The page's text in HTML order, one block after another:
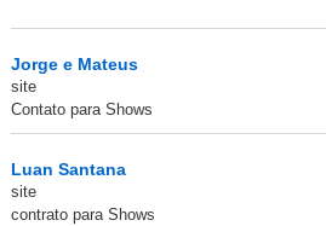
Jorge e Mateus
site
Contato para Shows
Luan Santana
site
contrato para Shows